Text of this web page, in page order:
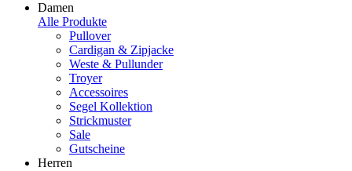
Damen
Alle Produkte
Pullover
Cardigan & Zipjacke
Weste & Pullunder
Troyer
Accessoires
Segel Kollektion
Strickmuster
Sale
Gutscheine
Herren